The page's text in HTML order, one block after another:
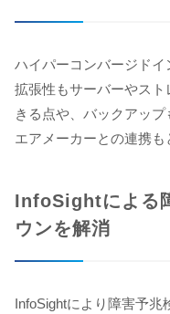
ハイパーコンバージド
拡張性もサーバーやス
きる点や、バックアッ
エアメーカーとの連携も
InfoSightによる
ウンを解消
InfoSightにより障害予